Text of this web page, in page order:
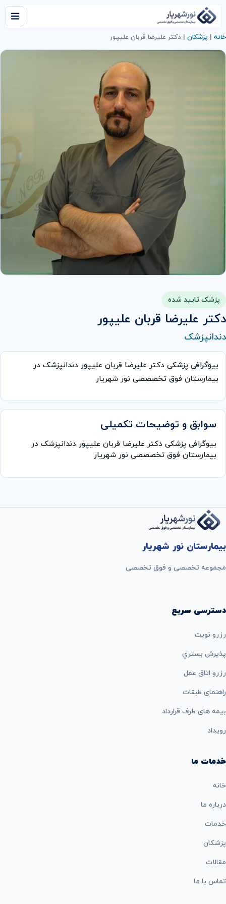
خانه | پزشکان | دکتر علیرضا قربان علیپور
پزشک تایید شده
دکتر علیرضا قربان علیپور
دندانپزشک
بیوگرافی پزشکی دکتر علیرضا قربان علیپور دندانپزشک در
بیمارستان فوق تخصصصی نور شهریار
سوابق و توضیحات تکمیلی
بیوگرافی پزشکی دکتر علیرضا قربان علیپور دندانپزشک در
بیمارستان فوق تخصصصی نور شهریار
بیمارستان نور شهریار
مجموعه تخصصی و فوق تخصصی
دسترسی سریع
رزرو نوبت
پذيرش بستري
رزرو اتاق عمل
راهنمای طبقات
بيمه های طرف قرارداد
رویداد
خدمات ما
خانه
درباره ما
خدمات
پزشکان
مقالات
تماس با ما